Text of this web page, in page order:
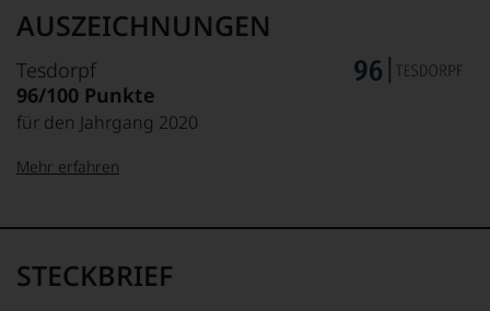
Hauch von Rauch und Stein. Die Tannine wirken elegant,
seidig und zugänglich. Was hier fasziniert, ist die tiefe
Mineralität und Energie, die der Pinot Noir ausstrahlt. Er
wirkt ferner anmutig, schlank und elegant.
AUSZEICHNUNGEN
Tesdorpf
96/100 Punkte
für den Jahrgang 2020
95–98 Punkte:
Name
Tesdorpf
Mehr erfahren
STECKBRIEF